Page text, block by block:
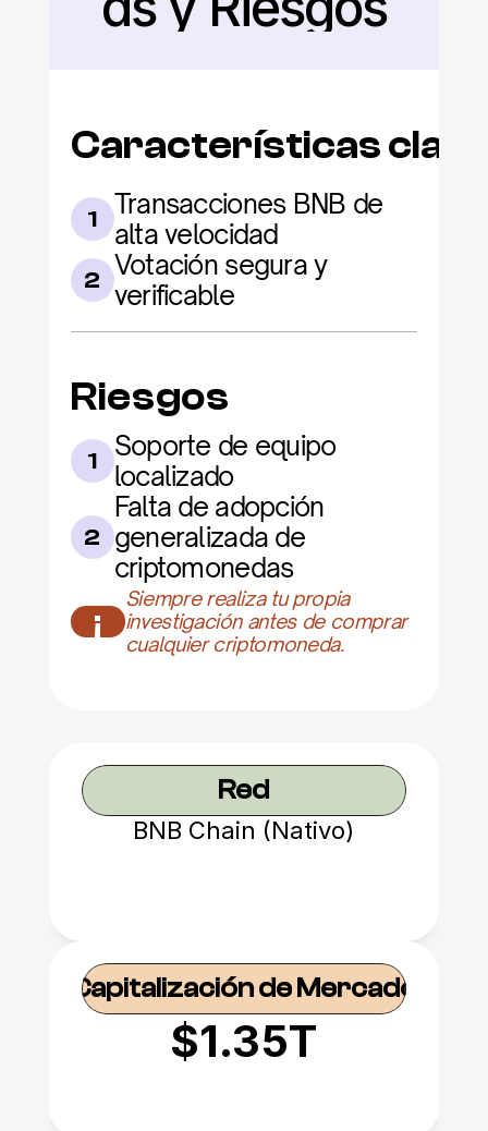
Características
1
Transacciones BNB de
alta velocidad
2 Votación segura y
verificable
Riesgos
1
Soporte de equipo
localizado
2
Falta de adopción
generalizada de
criptomonedas
¡
Siempre realiza tu propia
investigación antes de comprar
cualquier criptomoneda.
Red
BNB Chain (Nativo)
Capitalización de Mercado
$1.35T